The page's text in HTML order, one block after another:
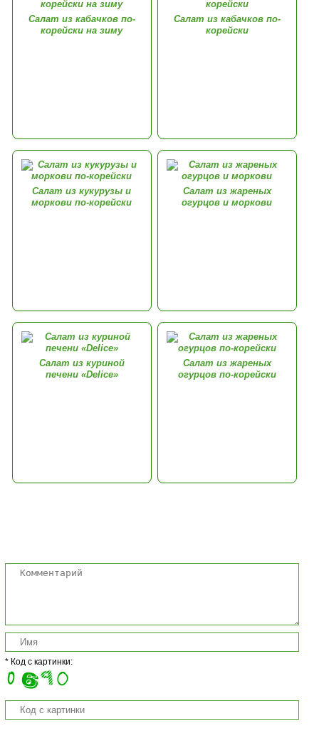
Cалат из кабачков по-
корейски на зиму
Салат из кабачков по-
корейски
Салат из кукурузы и
моркови по-корейски
Салат из жареных
огурцов и моркови
Салат из куриной
печени «Delice»
Салат из жареных
огурцов по-корейски
* Код с картинки: